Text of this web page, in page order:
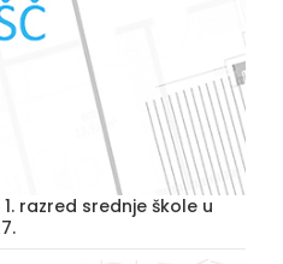
razred srednje škole u